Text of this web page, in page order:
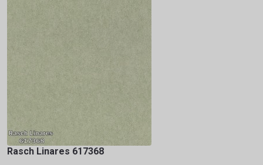
Rasch Linares 617368